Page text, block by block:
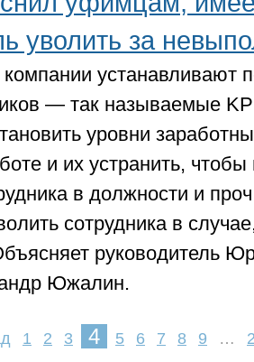
уволить за
устанавливают
— так называемые
уровни
и их устранить,
в должности и
сотрудника в
руководитель
Южалин.
1 2 3 4 5 6 7 8 9 …